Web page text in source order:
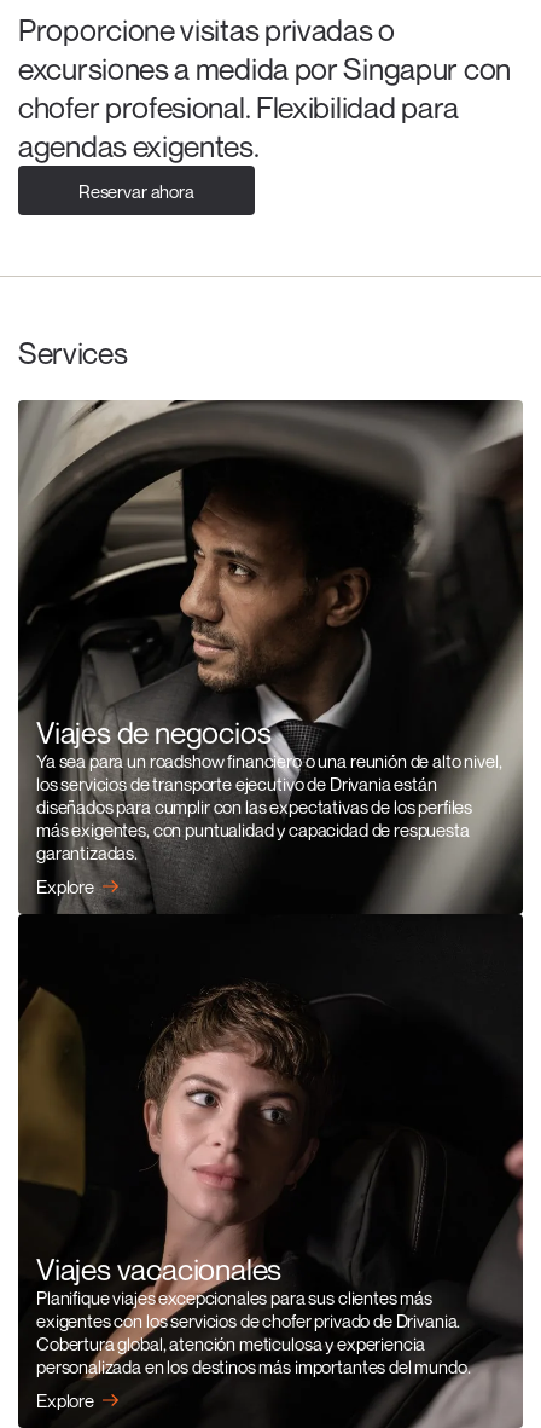
Proporcione visitas privadas o
excursiones a medida por Singapur con
chofer profesional. Flexibilidad para
agendas exigentes.
Reservar ahora
Services
Viajes de negocios
Ya sea para un roadshow financiero o una reunión de alto nivel,
los servicios de transporte ejecutivo de Drivania están
diseñados para cumplir con las expectativas de los perfiles
más exigentes, con puntualidad y capacidad de respuesta
garantizadas.
Explore
Viajes vacacionales
Planifique viajes excepcionales para sus clientes más
exigentes con los servicios de chofer privado de Drivania.
Cobertura global, atención meticulosa y experiencia
personalizada en los destinos más importantes del mundo.
Explore